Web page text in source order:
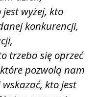
wyżej, kto
konkurencji,
trzeba się oprzeć
pozwolą nam
kto jest